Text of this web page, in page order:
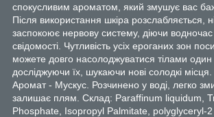
спокусливим ароматом, який змушує вас
Після використання шкіра розслабляється,
заспокоює нервову систему, діючи водночас
свідомості. Чутливість усіх ероганих зон
можете довго насолоджуватися тілами один
досліджуючи їх, шукаючи нові солодкі
Аромат - Мускус. Розчинено у воді, легко
залишає плям. Склад: Paraffinum liquidum,
Phosphate, Isopropyl Palmitate, polyglyceryl-2